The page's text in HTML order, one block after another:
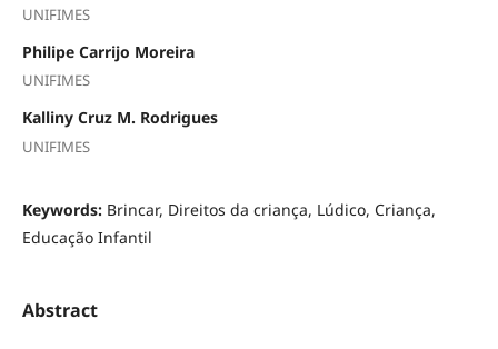
UNIFIMES
Philipe Carrijo Moreira
UNIFIMES
Kalliny Cruz M. Rodrigues
UNIFIMES
Keywords: Brincar, Direitos da criança, Lúdico, Criança,
Educação Infantil
Abstract